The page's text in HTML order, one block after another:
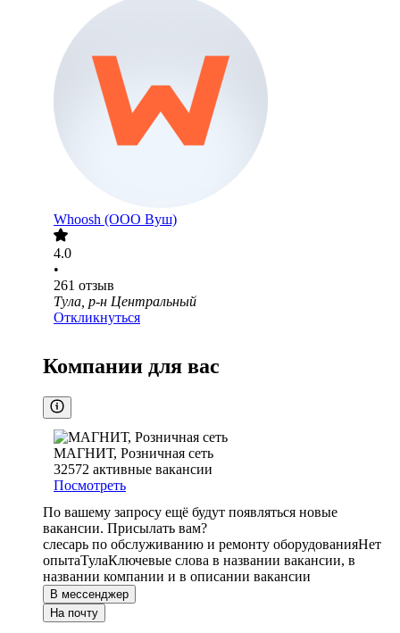
Whoosh (ООО Вуш)
4.0
•
261 отзыв
Тула, р-н Центральный
Откликнуться
Компании для вас
МАГНИТ, Розничная сеть
32572 активные вакансии
Посмотреть
По вашему запросу ещё будут появляться новые
вакансии. Присылать вам?
слесарь по обслуживанию и ремонту оборудованияНет
опытаТулаКлючевые слова в названии вакансии, в
названии компании и в описании вакансии
В мессенджер
На почту